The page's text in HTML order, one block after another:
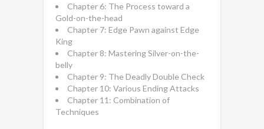
Chapter 6: The Process toward a
Gold-on-the-head
Chapter 7: Edge Pawn against Edge
King
Chapter 8: Mastering Silver-on-the-
belly
Chapter 9: The Deadly Double Check
Chapter 10: Various Ending Attacks
Chapter 11: Combination of
Techniques